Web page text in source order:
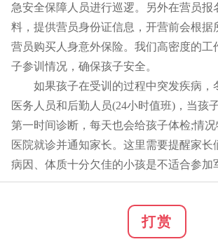
急安全保障人员进行巡逻。另外在营员报
料，提供营员身份证信息，开营前会根据
营员购买人身意外保险。我们高密度的工
子参训情况，确保孩子安全。
如果孩子在受训的过程中突发疾病，
医务人员和后勤人员(24小时值班)，当孩
第一时间诊断，每天也会给孩子体检;情
医院就诊并通知家长。这里需要提醒家长
病因、体质十分欠佳的小孩是不适合参加
打赏